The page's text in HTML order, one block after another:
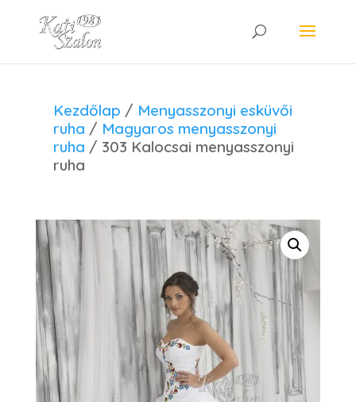
Kezdőlap / Menyasszonyi esküvői
ruha / Magyaros menyasszonyi
ruha / 303 Kalocsai menyasszonyi
ruha